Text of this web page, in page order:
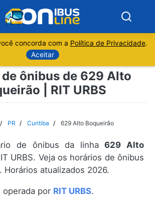
concorda com a Política de Privacidade.
Aceitar
ônibus de 629 Alto
| RIT URBS
PR Curitiba 629 Alto Boqueirão
de ônibus da linha629 Alto
URBS. Veja os horários de ônibus
Horários atualizados 2026.
operada por RIT URBS.